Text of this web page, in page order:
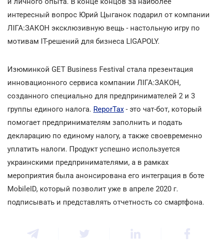
интересный вопрос Юрий Цыганок подарил от компании
ЛІГА:ЗАКОН эксклюзивную вещь - настольную игру по
мотивам ІТ-решений для бизнеса LIGAPOLY.
Изюминкой GET Business Festival стала презентация
инновационного сервиса компании ЛІГА:ЗАКОН,
созданного специально для предпринимателей 2 и 3
группы единого налога. ReporTax - это чат-бот, который
помогает предпринимателям заполнить и подать
декларацию по единому налогу, а также своевременно
уплатить налоги. Продукт успешно используется
украинскими предпринимателями, а в рамках
мероприятия была анонсирована его интеграция в боте
MobileID, который позволит уже в апреле 2020 г.
подписывать и представлять отчетность со смартфона.